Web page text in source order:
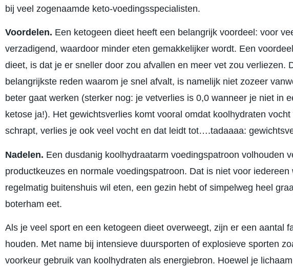
bij veel zogenaamde keto-voedingsspecialisten.
Voordelen. Een ketogeen dieet heeft een belangrijk voordeel: voor
verzadigend, waardoor minder eten gemakkelijker wordt. Een
dieet, is dat je er sneller door zou afvallen en meer vet zou verliezen.
belangrijkste reden waarom je snel afvalt, is namelijk niet zozeer
beter gaat werken (sterker nog: je vetverlies is 0,0 wanneer je niet in
ketose ja!). Het gewichtsverlies komt vooral omdat koolhydraten
schrapt, verlies je ook veel vocht en dat leidt tot….tadaaaa:
Nadelen. Een dusdanig koolhydraatarm voedingspatroon volhouden
productkeuzes en normale voedingspatroon. Dat is niet voor
regelmatig buitenshuis wil eten, een gezin hebt of simpelweg heel
boterham eet.
Als je veel sport en een ketogeen dieet overweegt, zijn er een aantal
houden. Met name bij intensieve duursporten of explosieve sporten
voorkeur gebruik van koolhydraten als energiebron. Hoewel je